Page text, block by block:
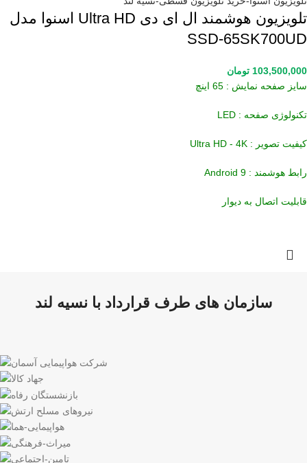
تلویزیون هوشمند ال ای دی Ultra HD اسنوا مدل
SSD-65SK700UD
103,500,000 تومان
سایز صفحه نمایش : 65 اینچ
تکنولوژی صفحه : LED
کیفیت تصویر : Ultra HD - 4K
رابط هوشمند : Android 9
قابلیت اتصال به دیوار
سازمان های طرف قرارداد با نسیه لند